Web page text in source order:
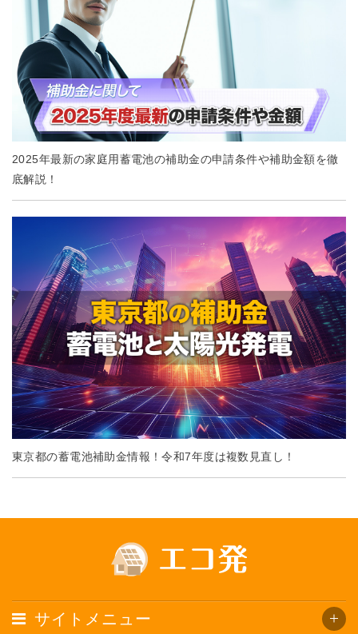
2025年最新の家庭用蓄電池の補助金の申請条件や補助金額を徹
底解説！
東京都の蓄電池補助金情報！令和7年度は複数見直し！
サイトメニュー